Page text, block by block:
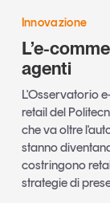
Innovazione
L’e-
agenti
L'Osservatorio
retail del
che va oltre
stanno
costringono
strategie di